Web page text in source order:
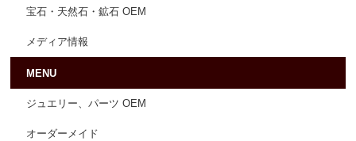
宝石・天然石・鉱石 OEM
メディア情報
MENU
ジュエリー、パーツ OEM
オーダーメイド